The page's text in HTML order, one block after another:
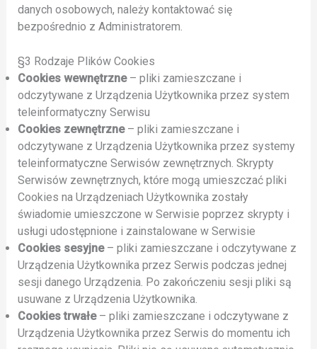
danych osobowych, należy kontaktować się
bezpośrednio z Administratorem.
§3 Rodzaje Plików Cookies
Cookies wewnętrzne– pliki zamieszczane i
odczytywane z Urządzenia Użytkownika przez system
teleinformatyczny Serwisu
Cookies zewnętrzne– pliki zamieszczane i
odczytywane z Urządzenia Użytkownika przez systemy
teleinformatyczne Serwisów zewnętrznych. Skrypty
Serwisów zewnętrznych, które mogą umieszczać pliki
Cookies na Urządzeniach Użytkownika zostały
świadomie umieszczone w Serwisie poprzez skrypty i
usługi udostępnione i zainstalowane w Serwisie
Cookies sesyjne– pliki zamieszczane i odczytywane z
Urządzenia Użytkownika przez Serwis podczas jednej
sesji danego Urządzenia. Po zakończeniu sesji pliki są
usuwane z Urządzenia Użytkownika.
Cookies trwałe– pliki zamieszczane i odczytywane z
Urządzenia Użytkownika przez Serwis do momentu ich